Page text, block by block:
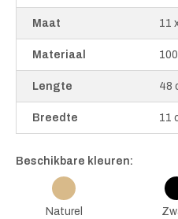
Maat 11
Materiaal
Lengte 48
Breedte 11
Beschikbare kleuren:
Naturel